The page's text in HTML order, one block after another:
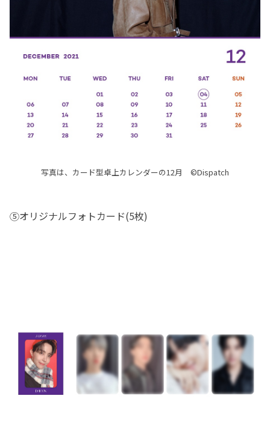
写真は、カード型卓上カレンダーの12月 ©Dispatch
⑤オリジナルフォトカード(5枚)